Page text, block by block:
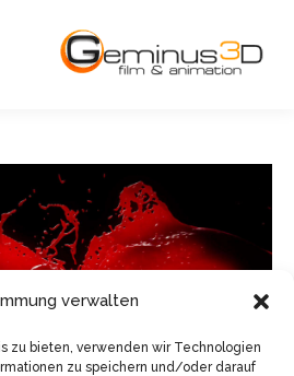
verwalten
zu bieten, verwenden wir Technologien
zu speichern und/oder darauf